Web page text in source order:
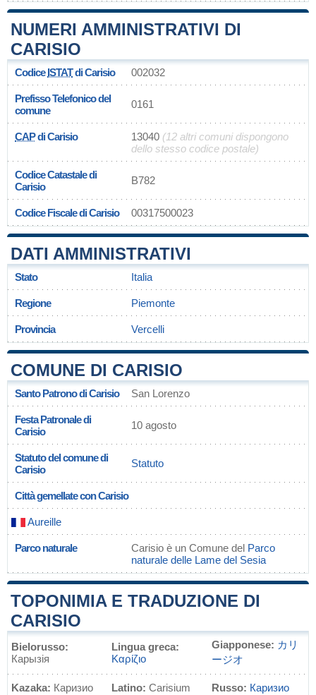
NUMERI AMMINISTRATIVI DI
CARISIO
CodiceISTATdi Carisio 002032
Prefisso Telefonico del
comune
0161
CAPdi Carisio 13040 (12 altri comuni dispongono
dello stesso codice postale)
Codice Catastale di
Carisio
B782
Codice Fiscale di Carisio 00317500023
DATI AMMINISTRATIVI
Stato Italia
Regione Piemonte
Provincia Vercelli
COMUNE DI CARISIO
Santo Patrono di Carisio San Lorenzo
Festa Patronale di
Carisio
10 agosto
Statuto del comune di
Carisio
Statuto
Città gemellate con Carisio
Aureille
Parco naturale Carisio è un Comune del Parco
naturale delle Lame del Sesia
TOPONIMIA E TRADUZIONE DI
CARISIO
Bielorusso:
Карызія
Lingua greca:
Καρίζιο
Giapponese: カリ
ージオ
Kazaka: Каризио Latino: Carisium Russo: Каризио